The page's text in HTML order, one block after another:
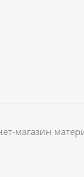
магазин